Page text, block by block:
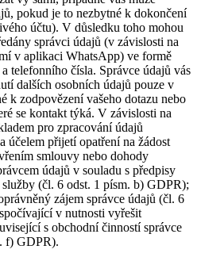
pokud je to nezbytné k dokončení
účtu). V důsledku toho mohou
správci údajů (v závislosti na
v aplikaci WhatsApp) ve formě
telefonního čísla. Správce údajů vás
dalších osobních údajů pouze v
k zodpovězení vašeho dotazu nebo
se kontakt týká. V závislosti na
pro zpracování údajů
účelem přijetí opatření na žádost
smlouvy nebo dohody
údajů v souladu s předpisy
(čl. 6 odst. 1 písm. b) GDPR);
zájem správce údajů (čl. 6
v nutnosti vyřešit
s obchodní činností správce
f) GDPR).